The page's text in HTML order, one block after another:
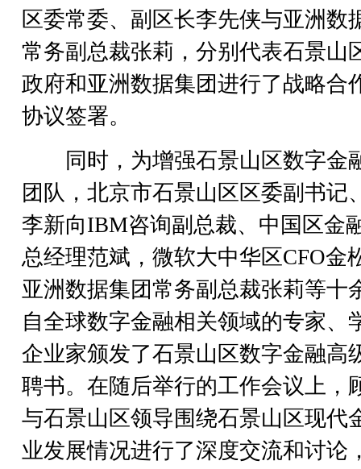
区委常委、副区长李先侠与亚洲数
常务副总裁张莉，分别代表石景山
政府和亚洲数据集团进行了战略合
协议签署。
同时，为增强石景山区数字金
团队，北京市石景山区区委副书记
李新向IBM咨询副总裁、中国区金
总经理范斌，微软大中华区CFO金
亚洲数据集团常务副总裁张莉等十
自全球数字金融相关领域的专家、
企业家颁发了石景山区数字金融高
聘书。在随后举行的工作会议上，
与石景山区领导围绕石景山区现代
业发展情况进行了深度交流和讨论